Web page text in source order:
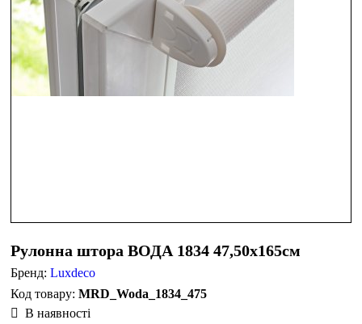
Рулонна штора ВОДА 1834 47,50х165см
Бренд:Luxdeco
MRD_Woda_1834_475
В наявності